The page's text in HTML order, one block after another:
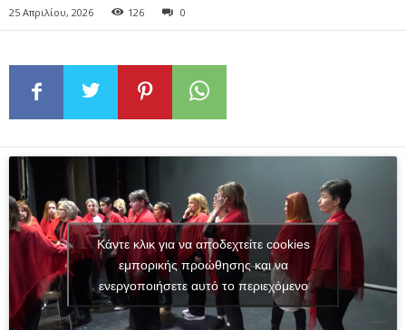
25 Απριλίου, 2026 126 0
Κάντε κλικ για να αποδεχτείτε cookies
εμπορικής προώθησης και να
ενεργοποιήσετε αυτό το περιεχόμενο